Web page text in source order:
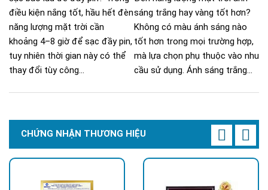
điều kiện nắng tốt, hầu hết đèn
năng lượng mặt trời cần
khoảng 4–8 giờ để sạc đầy pin,
tuy nhiên thời gian này có thể
thay đổi tùy công...
sáng trắng hay vàng tốt hơn?
Không có màu ánh sáng nào
tốt hơn trong mọi trường hợp,
mà lựa chọn phụ thuộc vào nhu
cầu sử dụng. Ánh sáng trắng...
CHỨNG NHẬN THƯƠNG HIỆU